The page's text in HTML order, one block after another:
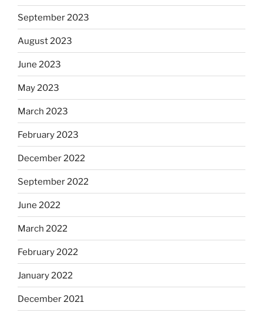
September 2023
August 2023
June 2023
May 2023
March 2023
February 2023
December 2022
September 2022
June 2022
March 2022
February 2022
January 2022
December 2021